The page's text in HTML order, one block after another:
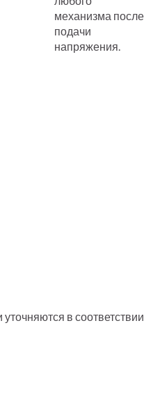
механизма после
подачи
напряжения.
в